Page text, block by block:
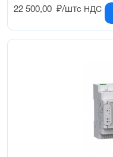
22 500,00 ₽/штс НДС